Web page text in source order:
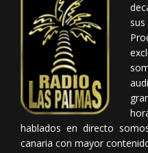
hablados en directo
canaria con mayor